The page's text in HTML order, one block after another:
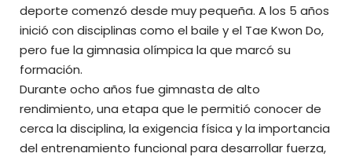
deporte comenzó desde muy pequeña. A los 5 años
inició con disciplinas como el baile y el Tae Kwon Do,
pero fue la gimnasia olímpica la que marcó su
formación.
Durante ocho años fue gimnasta de alto
rendimiento, una etapa que le permitió conocer de
cerca la disciplina, la exigencia física y la importancia
del entrenamiento funcional para desarrollar fuerza,